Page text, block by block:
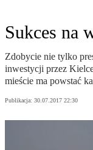
Sukces na
Zdobycie nie tylko
inwestycji przez
mieście ma powstać
Publikacja: 30.07.2017 22:30